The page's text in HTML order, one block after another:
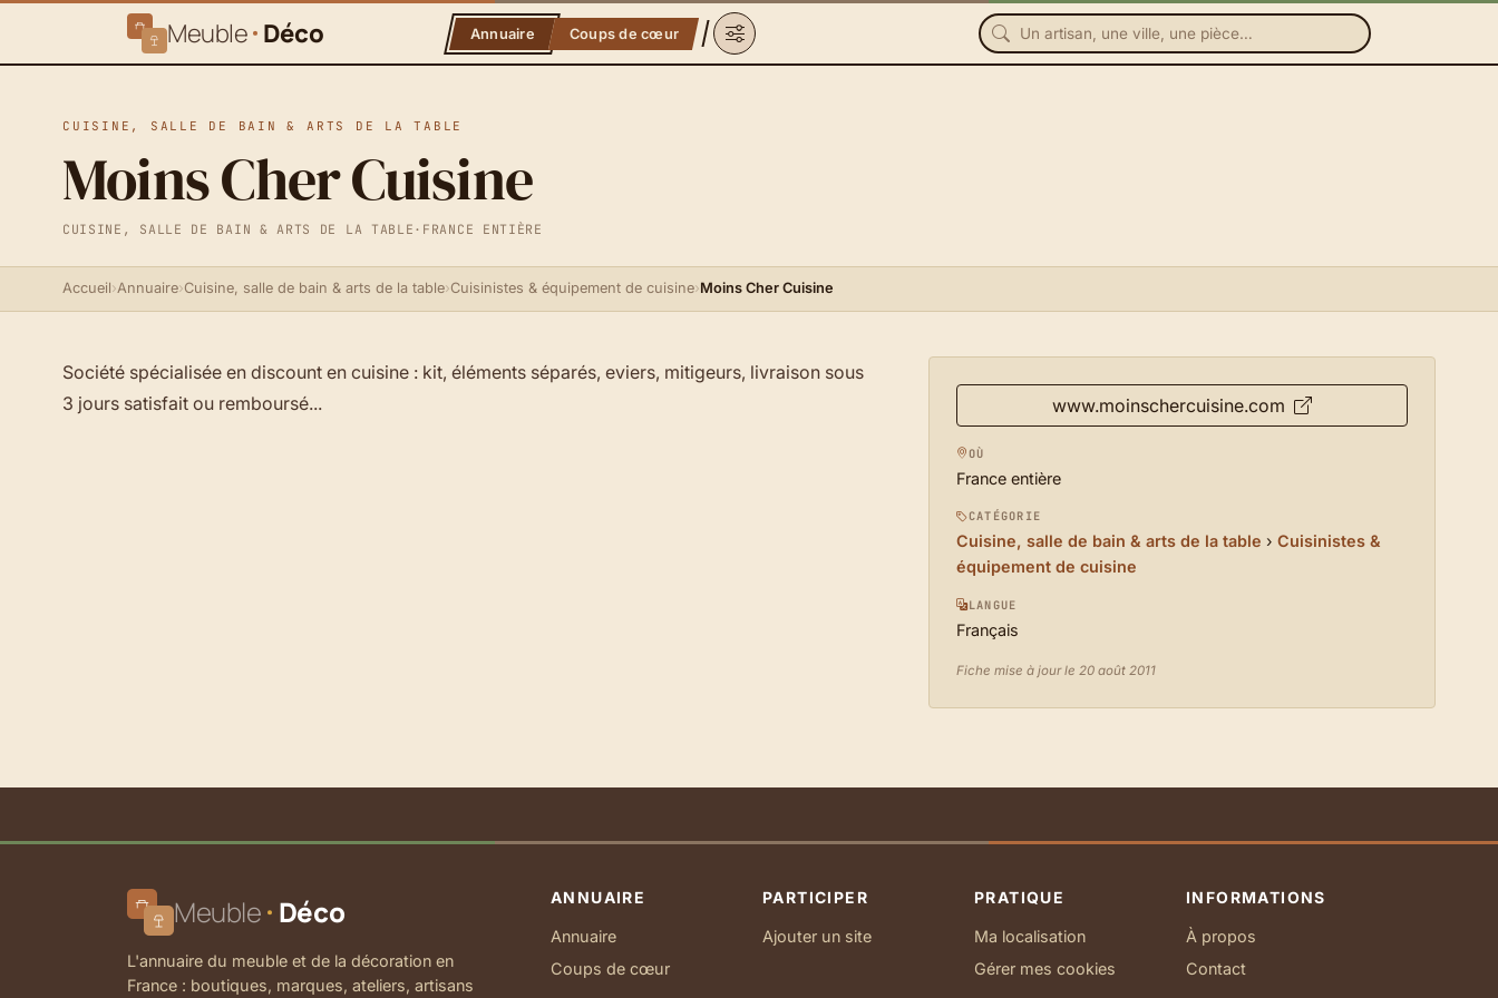
Meuble Déco Annuaire Coups de cœur
CUISINE, SALLE DE BAIN & ARTS DE LA TABLE
Moins Cher Cuisine
CUISINE, SALLE DE BAIN & ARTS DE LA TABLE · FRANCE ENTIÈRE
Accueil›Annuaire›Cuisine, salle de bain & arts de la table›Cuisinistes & équipement de cuisine›Moins Cher Cuisine
Société spécialisée en discount en cuisine : kit, éléments séparés, eviers, mitigeurs, livraison sous
3 jours satisfait ou remboursé...
www.moinschercuisine.com
OÙ
France entière
CATÉGORIE
Cuisine, salle de bain & arts de la table › Cuisinistes &
équipement de cuisine
LANGUE
Français
Fiche mise à jour le 20 août 2011
Meuble Déco
L'annuaire du meuble et de la décoration en
France : boutiques, marques, ateliers, artisans
ANNUAIRE
Annuaire
Coups de cœur
PARTICIPER
Ajouter un site
PRATIQUE
Ma localisation
Gérer mes cookies
INFORMATIONS
À propos
Contact